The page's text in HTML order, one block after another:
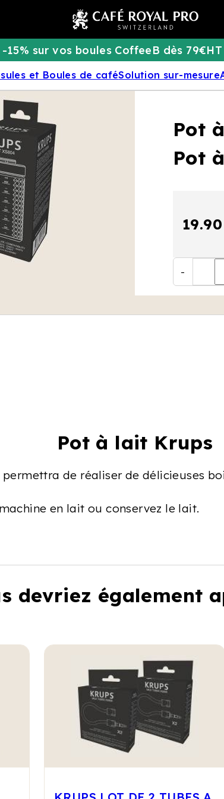
-15% sur vos boules CoffeeB dès
et Boules de caféSolution sur-mesure
Pot
Pot
-
Pot à lait Krups
de réaliser de délicieuses
en lait ou conservez le lait.
devriez également